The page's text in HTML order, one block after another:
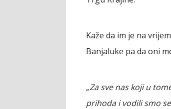
Kaže da im je na
Banjaluke pa da oni
„Za sve nas koji u
prihoda i vodili smo